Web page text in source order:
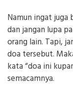
Namun ingat
dan jangan lupa
orang lain. Tapi,
doa tersebut.
kata “doa ini
semacamnya.